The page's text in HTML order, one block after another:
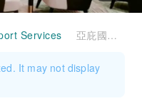
Services 亞庇國際機場(BKI) | Domestic Terminal | Travel Club Lounge | 貴賓室服務
It may not display